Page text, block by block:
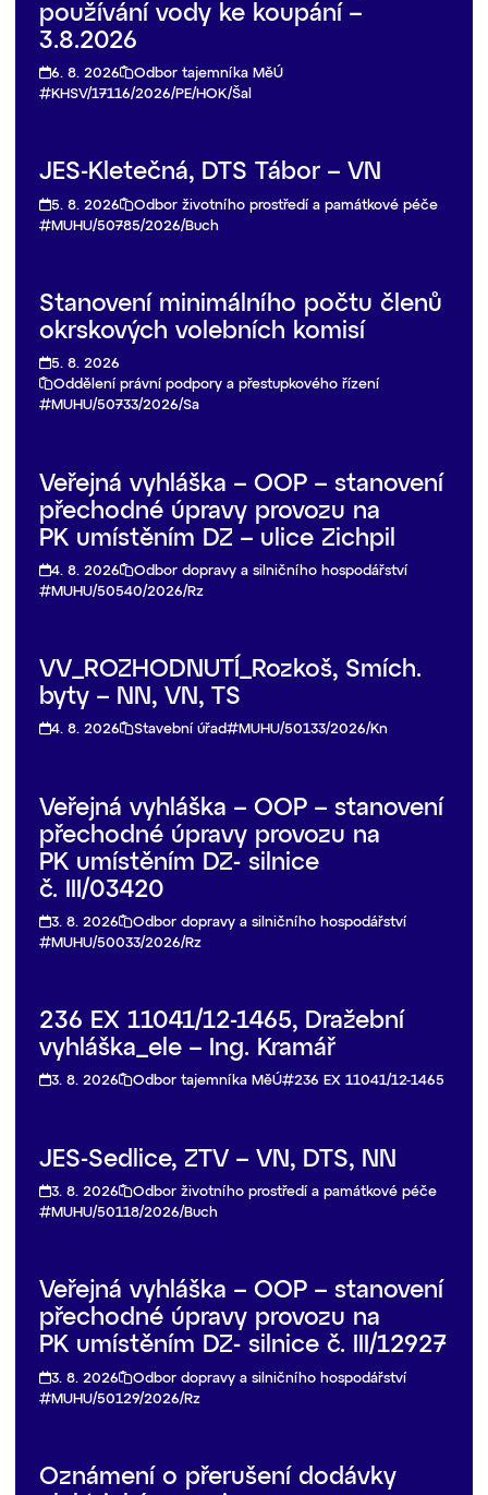
používání vody ke koupání –
3.8.2026
6. 8. 2026
Odbor tajemníka MěÚ
KHSV/17116/2026/PE/HOK/Šal
JES-Kletečná, DTS Tábor – VN
5. 8. 2026
Odbor životního prostředí a památkové péče
MUHU/50785/2026/Buch
Stanovení minimálního počtu členů
okrskových volebních komisí
5. 8. 2026
Oddělení právní podpory a přestupkového řízení
MUHU/50733/2026/Sa
Veřejná vyhláška – OOP – stanovení
přechodné úpravy provozu na
PK umístěním DZ – ulice Zichpil
4. 8. 2026
Odbor dopravy a silničního hospodářství
MUHU/50540/2026/Rz
VV_ROZHODNUTÍ_Rozkoš, Smích.
byty – NN, VN, TS
4. 8. 2026 Stavební úřad MUHU/50133/2026/Kn
Veřejná vyhláška – OOP – stanovení
přechodné úpravy provozu na
PK umístěním DZ- silnice
č. III/03420
3. 8. 2026
Odbor dopravy a silničního hospodářství
MUHU/50033/2026/Rz
236 EX 11041/12-1465, Dražební
vyhláška_ele – Ing. Kramář
3. 8. 2026 Odbor tajemníka MěÚ 236 EX 11041/12-1465
JES-Sedlice, ZTV – VN, DTS, NN
3. 8. 2026
Odbor životního prostředí a památkové péče
MUHU/50118/2026/Buch
Veřejná vyhláška – OOP – stanovení
přechodné úpravy provozu na
PK umístěním DZ- silnice č. III/12927
3. 8. 2026
Odbor dopravy a silničního hospodářství
MUHU/50129/2026/Rz
Oznámení o přerušení dodávky